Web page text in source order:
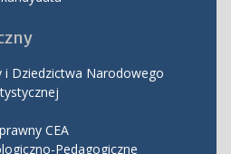
Dziedzictwa Narodowego
CEA
Pedagogiczne